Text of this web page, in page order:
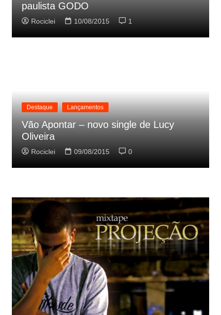
paulista GODO
Rociclei 10/08/2015 1
Destaque Lançamentos
Vão Apontar – novo single de Lucy
Oliveira
Rociclei 09/08/2015 0